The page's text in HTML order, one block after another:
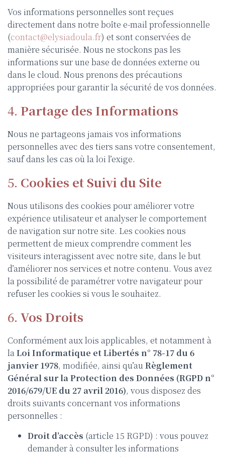
Vos informations personnelles sont reçues
directement dans notre boîte e-mail professionnelle
(contact@elysiadoula.fr) et sont conservées de
manière sécurisée. Nous ne stockons pas les
informations sur une base de données externe ou
dans le cloud. Nous prenons des précautions
appropriées pour garantir la sécurité de vos données.
4. Partage des Informations
Nous ne partageons jamais vos informations
personnelles avec des tiers sans votre consentement,
sauf dans les cas où la loi l’exige.
5. Cookies et Suivi du Site
Nous utilisons des cookies pour améliorer votre
expérience utilisateur et analyser le comportement
de navigation sur notre site. Les cookies nous
permettent de mieux comprendre comment les
visiteurs interagissent avec notre site, dans le but
d’améliorer nos services et notre contenu. Vous avez
la possibilité de paramétrer votre navigateur pour
refuser les cookies si vous le souhaitez.
6. Vos Droits
Conformément aux lois applicables, et notamment à
laLoi Informatique et Libertés n° 78-17 du 6
janvier 1978, modifiée, ainsi qu’auRèglement
Général sur la Protection des Données (RGPD n°
2016/679/UE du 27 avril 2016), vous disposez des
droits suivants concernant vos informations
personnelles :
Droit d’accès (article 15 RGPD) : vous pouvez
demander à consulter les informations